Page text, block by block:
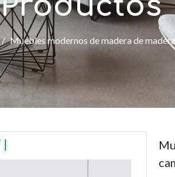
/ Muebles modernos de madera de